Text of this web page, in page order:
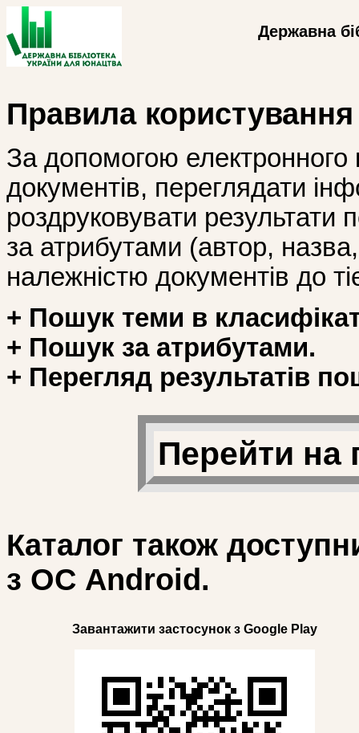
Державна
Правила
За допомогою
документів, переглядати
роздруковувати
за атрибутами (автор, назва,
належністю документів до
+ Пошук теми в
+ Пошук за атрибутами.
+ Перегляд результатів
Перейти на
Каталог також
з ОС Android.
Завантажити застосунок з Google Play